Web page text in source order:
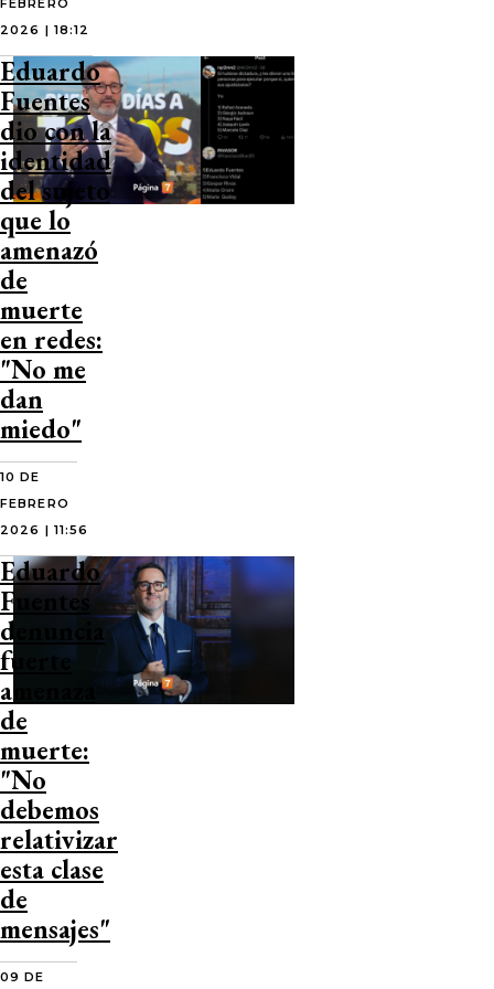
FEBRERO
2026 | 18:12
Eduardo
Fuentes
dio con la
identidad
del sujeto
que lo
amenazó
de
muerte
en redes:
"No me
dan
miedo"
10 DE
FEBRERO
2026 | 11:56
Eduardo
Fuentes
denuncia
fuerte
amenaza
de
muerte:
"No
debemos
relativizar
esta clase
de
mensajes"
09 DE